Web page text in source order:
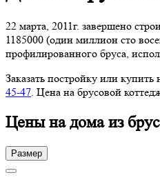
22 марта, 2011г. завершено
1185000 (один миллион сто
профилированного бруса,
Заказать постройку или
45-47. Цена на брусовой
Цены на дома из
Размер